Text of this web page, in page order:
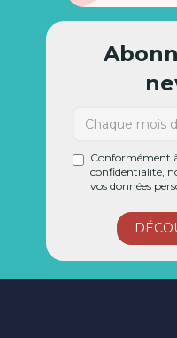
Conformément
confidentialité,
vos données